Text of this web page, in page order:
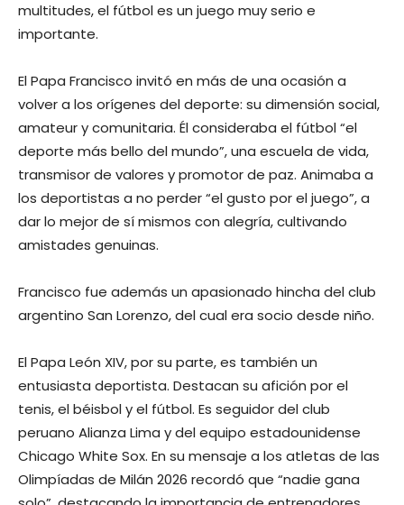
multitudes, el fútbol es un juego muy serio e
importante.
El Papa Francisco invitó en más de una ocasión a
volver a los orígenes del deporte: su dimensión social,
amateur y comunitaria. Él consideraba el fútbol “el
deporte más bello del mundo”, una escuela de vida,
transmisor de valores y promotor de paz. Animaba a
los deportistas a no perder “el gusto por el juego”, a
dar lo mejor de sí mismos con alegría, cultivando
amistades genuinas.
Francisco fue además un apasionado hincha del club
argentino San Lorenzo, del cual era socio desde niño.
El Papa León XIV, por su parte, es también un
entusiasta deportista. Destacan su afición por el
tenis, el béisbol y el fútbol. Es seguidor del club
peruano Alianza Lima y del equipo estadounidense
Chicago White Sox. En su mensaje a los atletas de las
Olimpíadas de Milán 2026 recordó que “nadie gana